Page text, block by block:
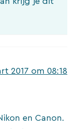
2017 om 08:18
en Canon.